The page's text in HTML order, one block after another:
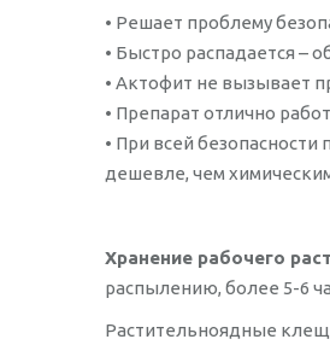
• Решает проблему
• Быстро распадается –
• Актофит не вызывает
• Препарат отлично
• При всей
дешевле, чем
Хранение рабочего
распылению, более 5-6
Растительноядные